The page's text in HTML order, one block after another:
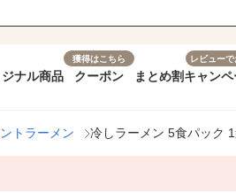
ナル商品
獲得はこちら
クーポン まとめ割
レビューで
キャン
トラーメン 冷しラーメン 5食パック